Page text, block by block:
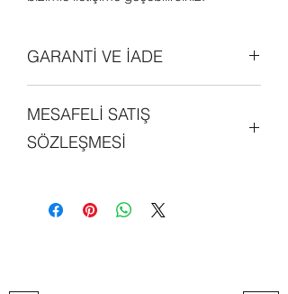
GARANTİ VE İADE
garantilidir. Daha detaylı bilgi edinmek
için sitemizdeki "GARANTİ ve İADE
POLİTİKALARI" bölümünü
MESAFELİ SATIŞ
SÖZLEŞMESİ
kişi, mesafeli satış sözleşmesini
okumuş ve kabul etmiş sayılmaktadır.